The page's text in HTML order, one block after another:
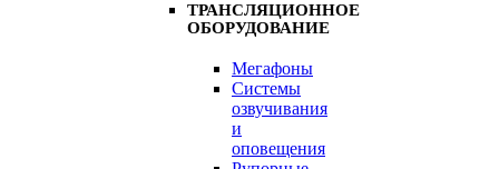
ТРАНСЛЯЦИОННОЕ
ОБОРУДОВАНИЕ
Мегафоны
Системы
озвучивания
и
оповещения